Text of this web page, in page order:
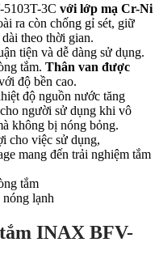
3C với lớp mạ Cr-Ni
ra còn chống gỉ sét, giữ
theo thời gian.
tiện và dễ dàng sử dụng.
tắm. Thân van được
độ bền cao.
độ nguồn nước tăng
người sử dụng khi vô
không bị nóng bỏng.
cho việc sử dụng,
mang đến trải nghiệm tắm
tắm
lạnh
tắm INAX BFV-